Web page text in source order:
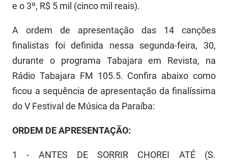
SUPLAN
UEPB
e o 3º, R$ 5 mil (cinco mil reais).
A ordem de apresentação das 14 canções
finalistas foi definida nessa segunda-feira, 30,
durante o programa Tabajara em Revista, na
Rádio Tabajara FM 105.5. Confira abaixo como
ficou a sequência de apresentação da finalíssima
do V Festival de Música da Paraíba:
ORDEM DE APRESENTAÇÃO:
1 - ANTES DE SORRIR CHOREI ATÉ (S.